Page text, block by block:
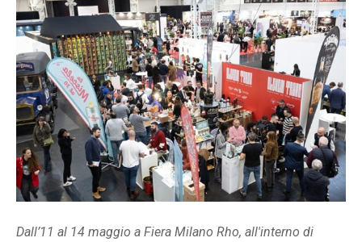
Dall’11 al 14 maggio a Fiera Milano Rho, all'interno di